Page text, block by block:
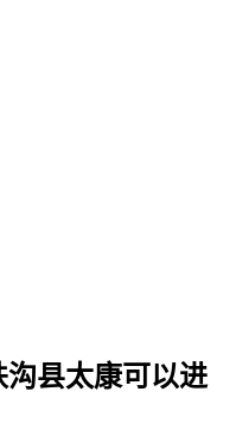
县太康可以进